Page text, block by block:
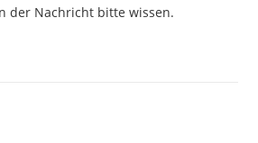
der Nachricht bitte wissen.